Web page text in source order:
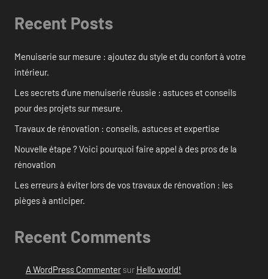
Recent Posts
Menuiserie sur mesure : ajoutez du style et du confort à votre
intérieur.
Les secrets d’une menuiserie réussie : astuces et conseils
pour des projets sur mesure.
Travaux de rénovation : conseils, astuces et expertise
Nouvelle étape ? Voici pourquoi faire appel à des pros de la
rénovation
Les erreurs à éviter lors de vos travaux de rénovation : les
pièges à anticiper.
Recent Comments
A WordPress Commentersur Hello world!